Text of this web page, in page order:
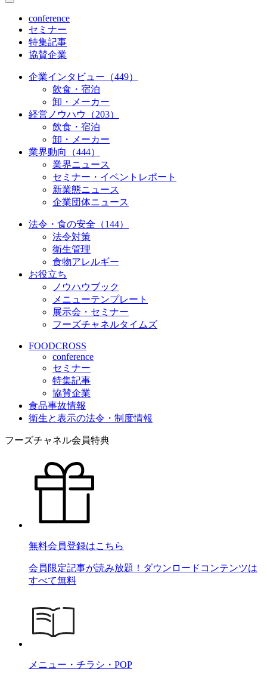
conference
セミナー
特集記事
協賛企業
企業インタビュー（449）
飲食・宿泊
卸・メーカー
経営ノウハウ（203）
飲食・宿泊
卸・メーカー
業界動向（444）
業界ニュース
セミナー・イベントレポート
新業態ニュース
企業団体ニュース
法令・食の安全（144）
法令対策
衛生管理
食物アレルギー
お役立ち
ノウハウブック
メニューテンプレート
展示会・セミナー
フーズチャネルタイムズ
FOODCROSS
conference
セミナー
特集記事
協賛企業
食品事故情報
衛生と表示の法令・制度情報
フーズチャネル会員特典
無料会員登録はこちら
会員限定記事が読み放題！ダウンロードコンテンツは
すべて無料
メニュー・チラシ・POP